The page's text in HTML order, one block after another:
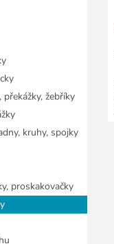
překážky, žebříky
kruhy, spojky
proskakovačky